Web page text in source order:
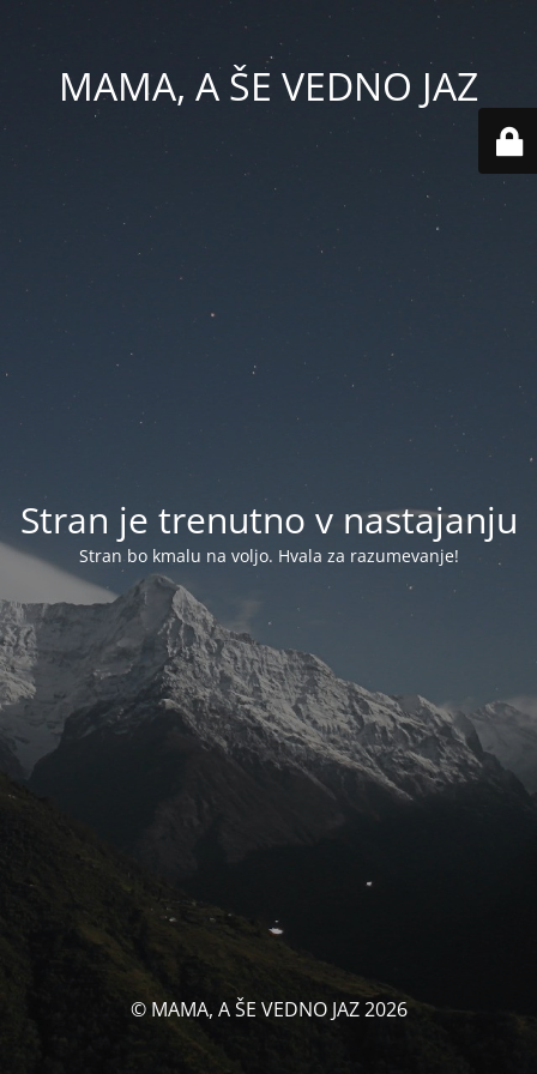
MAMA, A ŠE VEDNO JAZ
Stran je trenutno v nastajanju
Stran bo kmalu na voljo. Hvala za razumevanje!
© MAMA, A ŠE VEDNO JAZ 2026